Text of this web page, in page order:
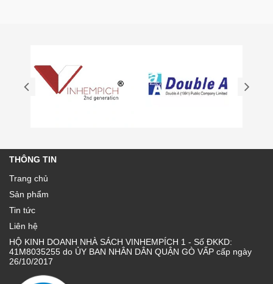
THÔNG TIN
Trang chủ
Sản phẩm
Tin tức
Liên hệ
HỘ KINH DOANH NHÀ SÁCH VINHEMPÍCH 1 - Số ĐKKD:
41M8035255 do ỦY BAN NHÂN DÂN QUẬN GÒ VẤP cấp ngày
26/10/2017